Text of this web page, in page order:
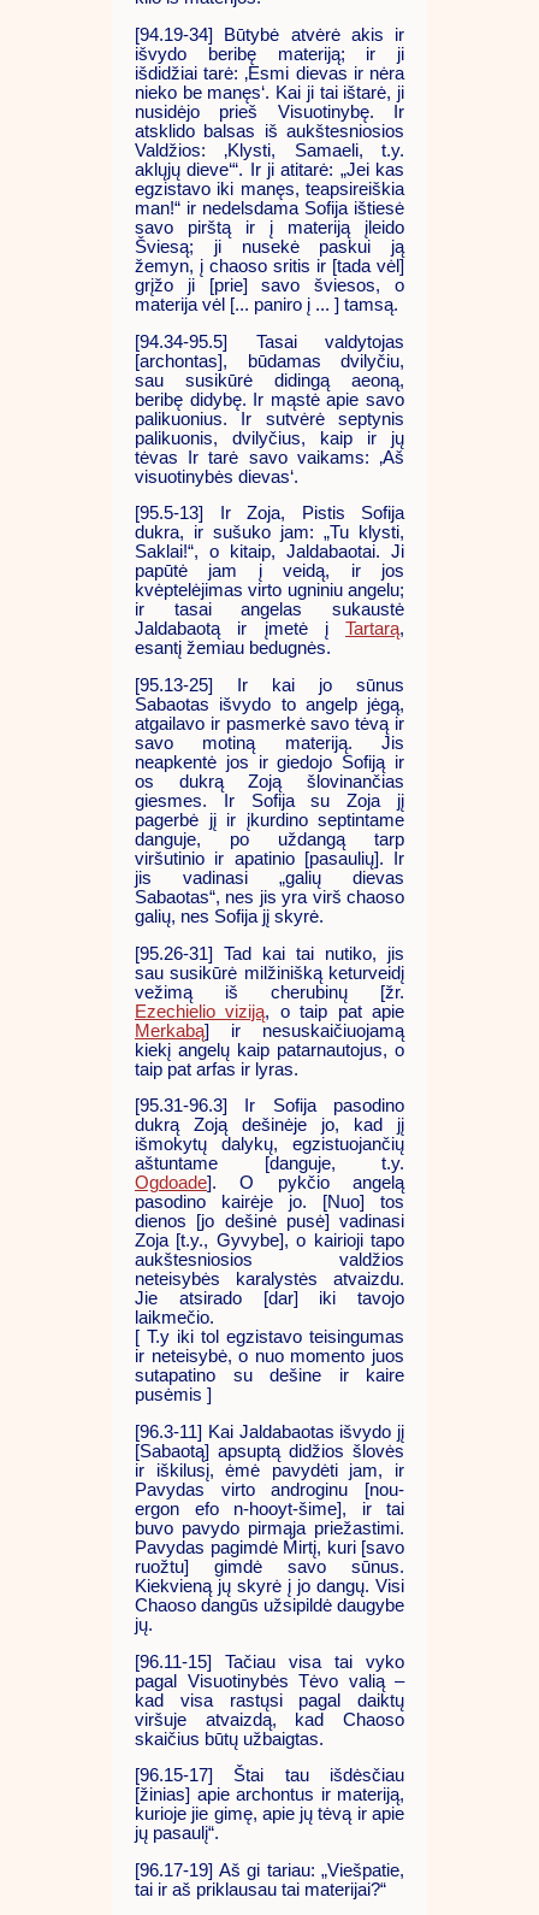
[94.19-34] Būtybė atvėrė akis ir
išvydo beribę materiją; ir ji
išdidžiai tarė: ‚Esmi dievas ir nėra
nieko be manęs‘. Kai ji tai ištarė, ji
nusidėjo prieš Visuotinybę. Ir
atsklido balsas iš aukštesniosios
Valdžios: ‚Klysti, Samaeli, t.y.
aklųjų dieve‘“. Ir ji atitarė: „Jei kas
egzistavo iki manęs, teapsireiškia
man!“ ir nedelsdama Sofija ištiesė
savo pirštą ir į materiją įleido
Šviesą; ji nusekė paskui ją
žemyn, į chaoso sritis ir [tada vėl]
grįžo ji [prie] savo šviesos, o
materija vėl [... paniro į ... ] tamsą.
[94.34-95.5] Tasai valdytojas
[archontas], būdamas dvilyčiu,
sau susikūrė didingą aeoną,
beribę didybę. Ir mąstė apie savo
palikuonius. Ir sutvėrė septynis
palikuonis, dvilyčius, kaip ir jų
tėvas Ir tarė savo vaikams: ‚Aš
visuotinybės dievas‘.
[95.5-13] Ir Zoja, Pistis Sofija
dukra, ir sušuko jam: „Tu klysti,
Saklai!“, o kitaip, Jaldabaotai. Ji
papūtė jam į veidą, ir jos
kvėptelėjimas virto ugniniu angelu;
ir tasai angelas sukaustė
Jaldabaotą ir įmetė į Tartarą,
esantį žemiau bedugnės.
[95.13-25] Ir kai jo sūnus
Sabaotas išvydo to angelp jėgą,
atgailavo ir pasmerkė savo tėvą ir
savo motiną materiją. Jis
neapkentė jos ir giedojo Sofiją ir
os dukrą Zoją šlovinančias
giesmes. Ir Sofija su Zoja jį
pagerbė jį ir įkurdino septintame
danguje, po uždangą tarp
viršutinio ir apatinio [pasaulių]. Ir
jis vadinasi „galių dievas
Sabaotas“, nes jis yra virš chaoso
galių, nes Sofija jį skyrė.
[95.26-31] Tad kai tai nutiko, jis
sau susikūrė milžinišką keturveidį
vežimą iš cherubinų [žr.
Ezechielio viziją, o taip pat apie
Merkabą] ir nesuskaičiuojamą
kiekį angelų kaip patarnautojus, o
taip pat arfas ir lyras.
[95.31-96.3] Ir Sofija pasodino
dukrą Zoją dešinėje jo, kad jį
išmokytų dalykų, egzistuojančių
aštuntame [danguje, t.y.
Ogdoade]. O pykčio angelą
pasodino kairėje jo. [Nuo] tos
dienos [jo dešinė pusė] vadinasi
Zoja [t.y., Gyvybe], o kairioji tapo
aukštesniosios valdžios
neteisybės karalystės atvaizdu.
Jie atsirado [dar] iki tavojo
laikmečio.
[ T.y iki tol egzistavo teisingumas
ir neteisybė, o nuo momento juos
sutapatino su dešine ir kaire
pusėmis ]
[96.3-11] Kai Jaldabaotas išvydo jį
[Sabaotą] apsuptą didžios šlovės
ir iškilusį, ėmė pavydėti jam, ir
Pavydas virto androginu [nou-
ergon efo n-hooyt-šime], ir tai
buvo pavydo pirmąja priežastimi.
Pavydas pagimdė Mirtį, kuri [savo
ruožtu] gimdė savo sūnus.
Kiekvieną jų skyrė į jo dangų. Visi
Chaoso dangūs užsipildė daugybe
jų.
[96.11-15] Tačiau visa tai vyko
pagal Visuotinybės Tėvo valią –
kad visa rastųsi pagal daiktų
viršuje atvaizdą, kad Chaoso
skaičius būtų užbaigtas.
[96.15-17] Štai tau išdėsčiau
[žinias] apie archontus ir materiją,
kurioje jie gimę, apie jų tėvą ir apie
jų pasaulį“.
[96.17-19] Aš gi tariau: „Viešpatie,
tai ir aš priklausau tai materijai?“